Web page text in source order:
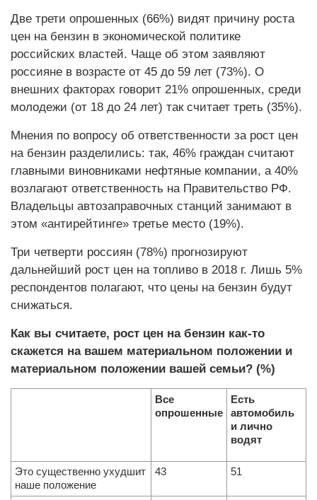
Две трети опрошенных (66%) видят причину роста
цен на бензин в экономической политике
российских властей. Чаще об этом заявляют
россияне в возрасте от 45 до 59 лет (73%). О
внешних факторах говорит 21% опрошенных, среди
молодежи (от 18 до 24 лет) так считает треть (35%).
Мнения по вопросу об ответственности за рост цен
на бензин разделились: так, 46% граждан считают
главными виновниками нефтяные компании, а 40%
возлагают ответственность на Правительство РФ.
Владельцы автозаправочных станций занимают в
этом «антирейтинге» третье место (19%).
Три четверти россиян (78%) прогнозируют
дальнейший рост цен на топливо в 2018 г. Лишь 5%
респондентов полагают, что цены на бензин будут
снижаться.
Как вы считаете, рост цен на бензин как-то
скажется на вашем материальном положении и
материальном положении вашей семьи? (%)
Все
опрошенные
Есть
автомобиль
и лично
водят
Это существенно ухудшит
наше положение
43 51